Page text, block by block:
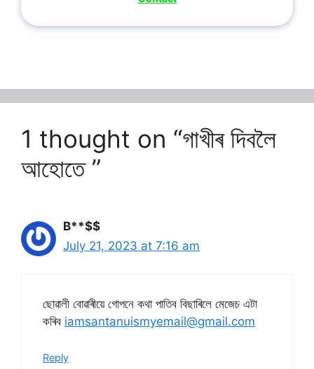
1 thought on “গাখীৰ দিবলৈ
আহোতে ”
B**$$
July 21, 2023 at 7:16 am
ছোৱালী বোৱাৰীয়ে গোপনে কথা পাতিব বিছাৰিলে মেজেচ এটা
কৰিব iamsantanuismyemail@gmail.com
Reply